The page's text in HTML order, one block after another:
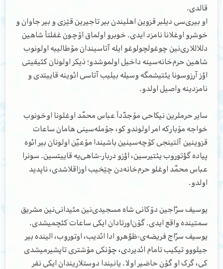
قالدی.
او بیری‌سی دیلبر قزوین اهلیندن بیر تاجیرین قؽزی و بیر جاوان و
خوشرو اوغلانا نامزد ایدی. خوبرو اولماق اۆچون غفلتاً شاهین
دللاللاری‌نین چوغولچولوغو ایله آتاسیندان مۆطالیبه اولونوب
شاهین حرم‌خانه‌سینه داخیل اولموشدو؛ ذیکر اولونان کئیفیتی
اؤز آرزوسونا یئتیشمگه وسیله بیلیب آتاسی ائوینه قاییتدی و
نامز‌دینه واصیل اولدو.
سایر حرملرین نیکاحی مۆجدّداً عباس محمّد اوغلونا اوخونوب
خواجه مۆبارکه امر اولوندو کو، ج‍ۆمله‌سینی هامان ساعات
قزوینین آلتینجی کۆچه‌سینین ‌باشیندا مۆعیّن اولونان بیر ائوه
پیاده گؤتوروب یئتیرسین، اؤزو دربار-شاهی‌یه قاییتسین. سونرا
عباس محمّد اوغلو حرم‌خانه‌دن چؽخیب اوزاقلاشدی، ناپدید
اولدو.
یوسیف سرّاجین دۆکانی شاه مسجیدی‌نین مئیدانی‌نین مشریق
سمتینده واقع ایدی. گۆن‌اورتادان ایکی ساعات کئچمیشدی.
یوسیف سرّاج فریضه‌ی-ظؤهرو ادا ائدیب، اوتوروب، الینده بیر
جیلووو تیکیب تامام ائدیردی، چۆنکی مۆشتری تاپشیرمیشدی
کی، گرک او گۆن حاضیر اولا. یانیندا دوستلاریندان ایکی نفر